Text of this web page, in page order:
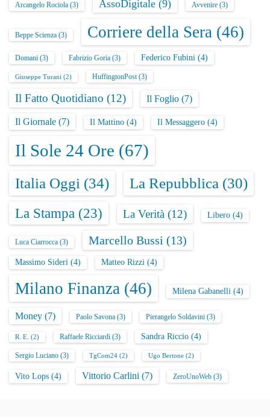
Arcangelo Rociola (3) AssoDigitale (9) Avvenire (3)
Beppe Scienza (3) Corriere della Sera (46)
Domani (3) Fabrizio Goria (3) Federico Fubini (4)
Giuseppe Turani (2) HuffingtonPost(3)
Il Fatto Quotidiano (12) Il Foglio (7)
Il Giornale (7) Il Mattino (4) Il Messaggero (4)
Il Sole 24 Ore (67)
Italia Oggi (34) La Repubblica (30)
La Stampa (23) La Verità (12) Libero (4)
Luca Ciarrocca (3) Marcello Bussi (13)
Massimo Sideri (4) Matteo Rizzi (4)
Milano Finanza (46) Milena Gabanelli (4)
Money (7) Paolo Savona (3) Pierangelo Soldavini (3)
R. E. (2) Raffaele Ricciardi (3) Sandra Riccio (4)
Sergio Luciano (3) TgCom24 (2) Ugo Bertone (2)
Vito Lops (4) Vittorio Carlini (7) ZeroUnoWeb (3)